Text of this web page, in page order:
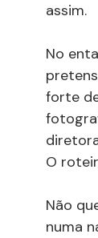
assim.
No
forte
O
Não
numa